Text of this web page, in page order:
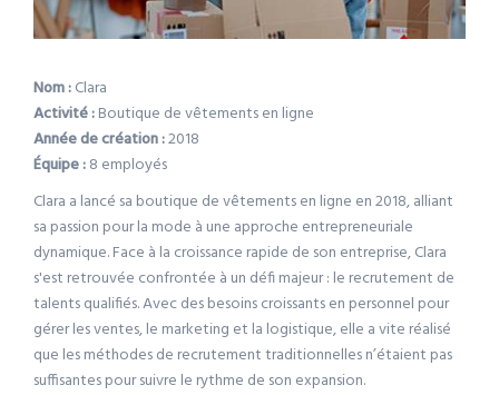
Nom :Clara
Activité :Boutique de vêtements en ligne
Année de création :2018
Équipe :8 employés
Clara a lancé sa boutique de vêtements en ligne en 2018, alliant
sa passion pour la mode à une approche entrepreneuriale
dynamique. Face à la croissance rapide de son entreprise, Clara
s'est retrouvée confrontée à un défi majeur : le recrutement de
talents qualifiés. Avec des besoins croissants en personnel pour
gérer les ventes, le marketing et la logistique, elle a vite réalisé
que les méthodes de recrutement traditionnelles n’étaient pas
suffisantes pour suivre le rythme de son expansion.